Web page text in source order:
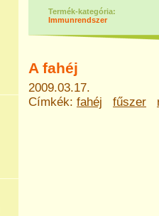
Termék-kategória:
Immunrendszer
A fahéj
2009.03.17.
Címkék: fahéj fűszer